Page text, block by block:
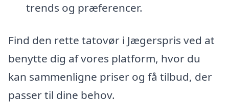
trends og præferencer.
Find den rette tatovør i Jægerspris ved at
benytte dig af vores platform, hvor du
kan sammenligne priser og få tilbud, der
passer til dine behov.